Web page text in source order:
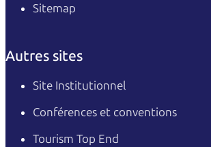
Sitemap
Autres sites
Site Institutionnel
Conférences et conventions
Tourism Top End